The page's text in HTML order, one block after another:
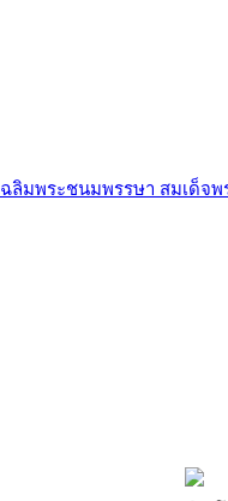
ลิมพระชนมพรรษา สมเด็